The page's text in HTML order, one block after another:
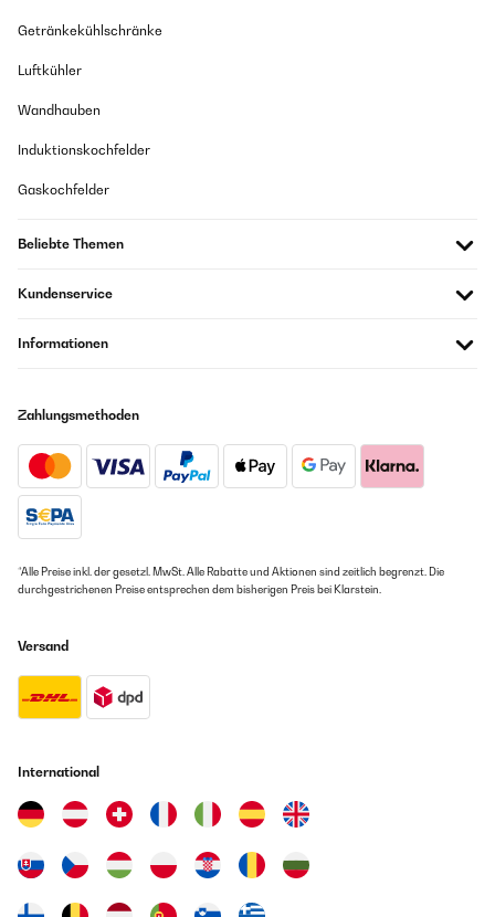
Getränkekühlschränke
Luftkühler
Wandhauben
Induktionskochfelder
Gaskochfelder
Beliebte Themen
Kundenservice
Informationen
Zahlungsmethoden
*Alle Preise inkl. der gesetzl. MwSt. Alle Rabatte und Aktionen sind zeitlich begrenzt. Die
durchgestrichenen Preise entsprechen dem bisherigen Preis bei Klarstein.
Versand
International